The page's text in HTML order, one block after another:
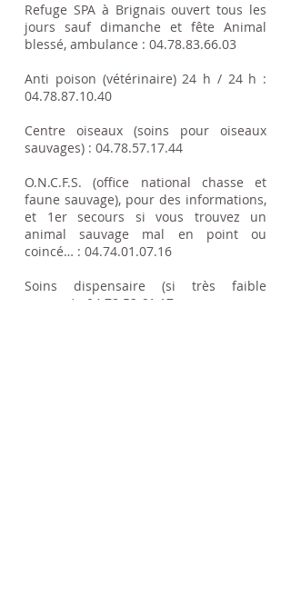
Refuge SPA à Brignais ouvert tous les
jours sauf dimanche et fête Animal
blessé, ambulance : 04.78.83.66.03
Anti poison (vétérinaire) 24 h / 24 h :
04.78.87.10.40
Centre oiseaux (soins pour oiseaux
sauvages) : 04.78.57.17.44
O.N.C.F.S. (office national chasse et
faune sauvage), pour des informations,
et 1er secours si vous trouvez un
animal sauvage mal en point ou
coincé… : 04.74.01.07.16
Soins dispensaire (si très faible
moyens) :
04.78.52.61.17